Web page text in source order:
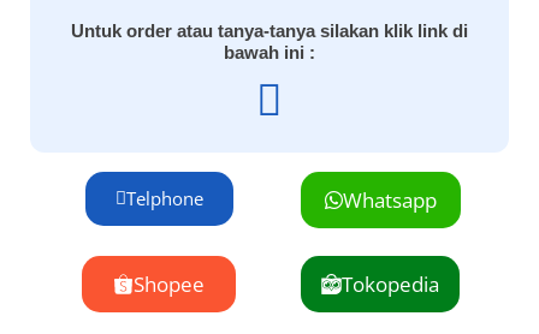
Untuk order atau tanya-tanya silakan klik link di
bawah ini :
Telphone Whatsapp
Shopee Tokopedia